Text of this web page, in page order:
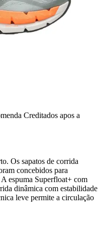
Creditados apos a
Os sapatos de corrida
concebidos para
espuma Superfloat+ com
dinâmica com estabilidade
leve permite a circulação